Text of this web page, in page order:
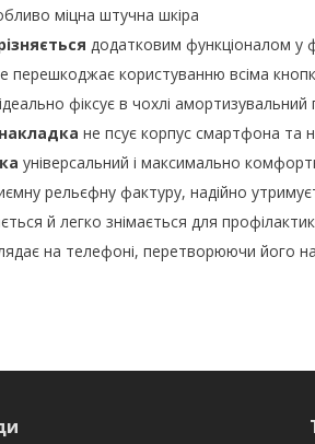
міцна штучна шкіра
додатковим функціоналом у
перешкоджає користуванню всіма
фіксує в чохлі амортизувальний
накладка не псує корпус смартфона та
універсальний і максимально
рельєфну фактуру, надійно
й легко знімається для
на телефоні, перетворюючи його